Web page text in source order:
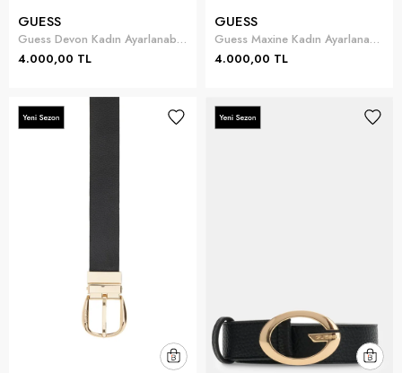
GUESS
Guess Devon Kadın Ayarlanabilir Kemer Siyah
4.000,00 TL
GUESS
Guess Maxine Kadın Ayarlanabilir Çift Taraflı Kemer
4.000,00 TL